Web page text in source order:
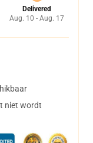
Delivered
Aug. 10 - Aug. 17
niet wordt